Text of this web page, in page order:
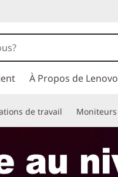
À Propos de Lenovo
de travail Moniteurs